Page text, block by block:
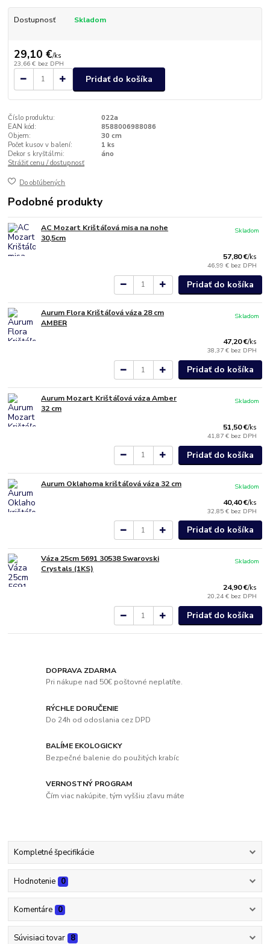
Dostupnosť Skladom
29,10 €/ks
23,66 € bez DPH
Pridať do košíka
Číslo produktu:
022a
EAN kód:
8588006988086
Objem:
30 cm
Počet kusov v balení:
1 ks
Dekor s kryštálmi:
áno
Strážiť cenu / dostupnosť
Do obľúbených
Podobné produkty
AC Mozart Krištáľová misa na nohe
30,5cm
57,80 €/ks
46,99 € bez DPH
Skladom
Pridať do košíka
Aurum Flora Krištáľová váza 28 cm
AMBER
47,20 €/ks
38,37 € bez DPH
Skladom
Pridať do košíka
Aurum Mozart Krištáľová váza Amber
32 cm
51,50 €/ks
41,87 € bez DPH
Skladom
Pridať do košíka
Aurum Oklahoma krištáľová váza 32 cm
40,40 €/ks
32,85 € bez DPH
Skladom
Pridať do košíka
Váza 25cm 5691 30538 Swarovski
Crystals (1KS)
24,90 €/ks
20,24 € bez DPH
Skladom
Pridať do košíka
DOPRAVA ZDARMA
Pri nákupe nad 50€ poštovné neplatíte.
RÝCHLE DORUČENIE
Do 24h od odoslania cez DPD
BALÍME EKOLOGICKY
Bezpečné balenie do použitých krabíc
VERNOSTNÝ PROGRAM
Čím viac nakúpite, tým vyššiu zľavu máte
Kompletné špecifikácie
Hodnotenie 0
Komentáre 0
Súvisiaci tovar 8